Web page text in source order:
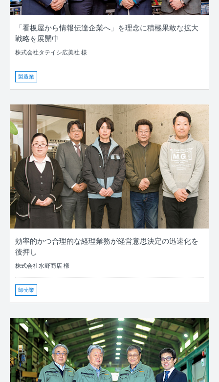
「看板屋から情報伝達企業へ」を理念に積極果敢な拡大
戦略を展開中
株式会社タテイシ広美社 様
製造業
効率的かつ合理的な経理業務が経営意思決定の迅速化を
後押し
株式会社水野商店 様
卸売業